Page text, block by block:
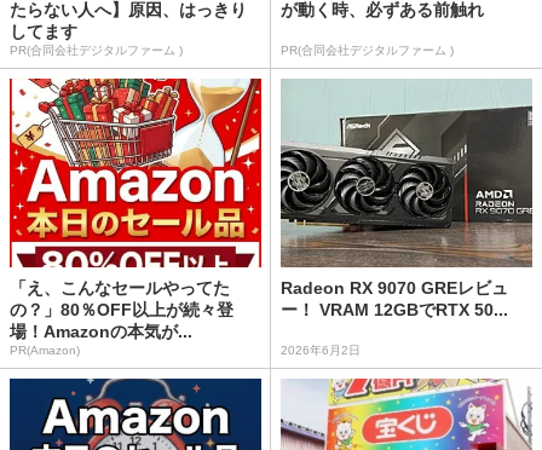
たらない人へ】原因、はっきり
してます
PR(合同会社デジタルファーム )
が動く時、必ずある前触れ
PR(合同会社デジタルファーム )
「え、こんなセールやってた
の？」80％OFF以上が続々登
場！Amazonの本気が...
PR(Amazon)
Radeon RX 9070 GREレビュ
ー！ VRAM 12GBでRTX 50...
2026年6月2日